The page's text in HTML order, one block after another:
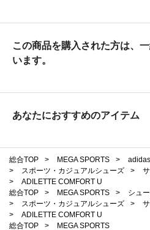
この商品を購入された方は、
います。
あなたにおすすめのアイテム
総合TOP > MEGA SPORTS >
>
スポーツ・カジュアルシューズ >
>
ADILETTE COMFORT U
総合TOP
> MEGA SPORTS >
シュ
>
スポーツ・カジュアルシューズ >
>
ADILETTE COMFORT U
総合TOP
>
MEGA SPORTS